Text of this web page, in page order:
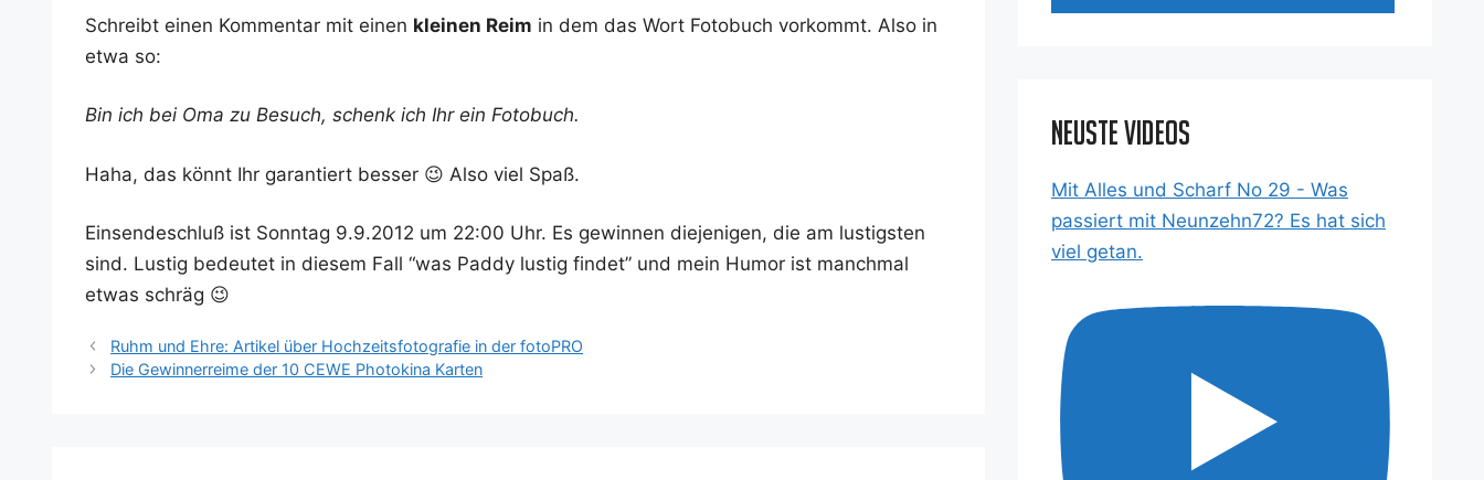
Schreibt einen Kom­men­tar mit einen klei­nen Reim in dem das Wort Foto­buch vor­kommt. Also in
etwa so:
Bin ich bei Oma zu Besuch, schenk ich Ihr ein Fotobuch.
Haha, das könnt Ihr garan­tiert bes­ser 😉 Also viel Spaß.
Ein­sen­de­schluß ist Sonn­tag 9.9.2012 um 22:00 Uhr. Es gewin­nen die­je­ni­gen, die am lus­tigs­ten
sind. Lus­tig bedeu­tet in die­sem Fall “was Pad­dy lus­tig fin­det” und mein Humor ist manch­mal
etwas schräg 😉
Ruhm und Ehre: Artikel über Hochzeitsfotografie in der fotoPRO
Die Gewinnerreime der 10 CEWE Photokina Karten
Neuste Videos
Mit Alles und Scharf No 29 - Was
passiert mit Neunzehn72? Es hat sich
viel getan.